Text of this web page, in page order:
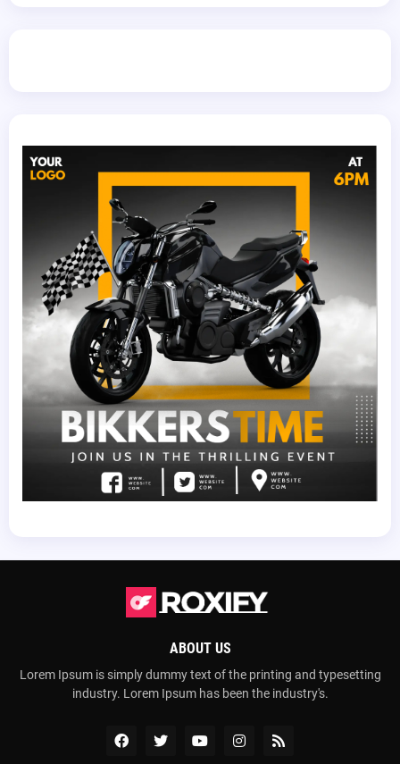
ABOUT US
Lorem Ipsum is simply dummy text of the printing and typesetting
industry. Lorem Ipsum has been the industry's.